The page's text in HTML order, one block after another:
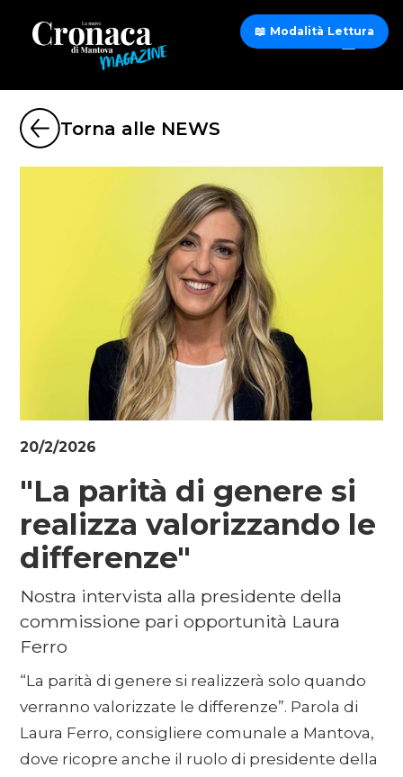
Torna alle NEWS
20/2/2026
"La parità di genere si
realizza valorizzando le
differenze"
Nostra intervista alla presidente della
commissione pari opportunità Laura
Ferro
“La parità di genere si realizzerà solo quando
verranno valorizzate le differenze”. Parola di
Laura Ferro, consigliere comunale a Mantova,
dove ricopre anche il ruolo di presidente della
📖 Modalità Lettura